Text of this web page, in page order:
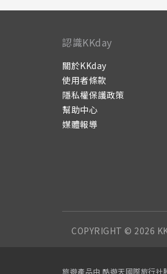
認識KKday
關於KKday
使用者條款
隱私權保護政策
幫助中心
媒體報導
COPYRIGHT © 2026
旅遊產品由 酷遊天國際旅行社